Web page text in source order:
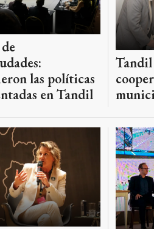
las políticas
en Tandil
Tandil